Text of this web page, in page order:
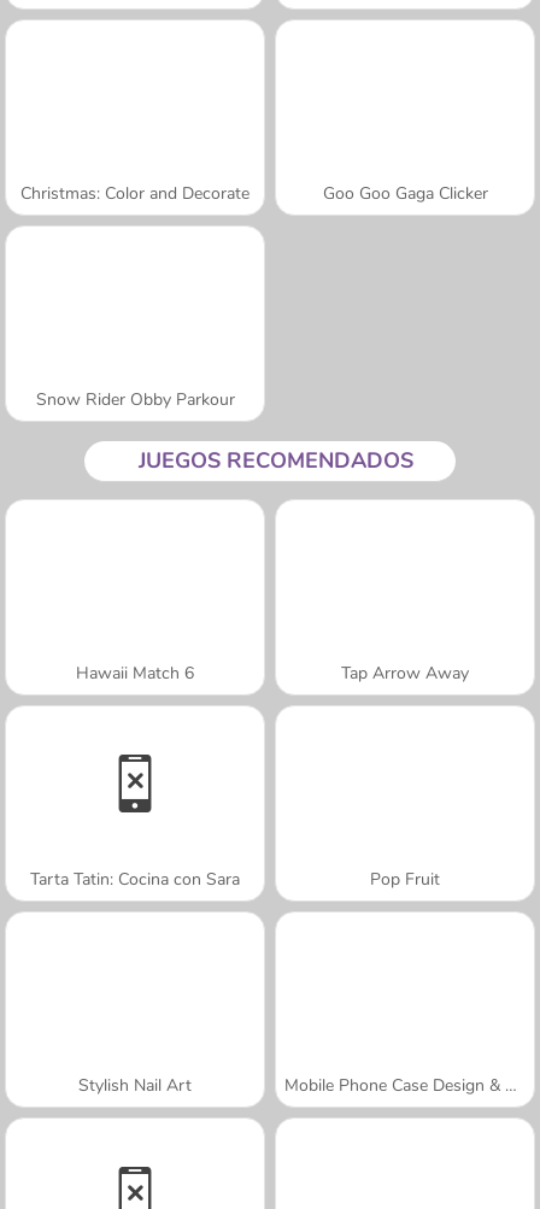
Christmas: Color and Decorate Goo Goo Gaga Clicker
Snow Rider Obby Parkour
JUEGOS RECOMENDADOS
Hawaii Match 6 Tap Arrow Away
Tarta Tatin: Cocina con Sara Pop Fruit
Stylish Nail Art Mobile Phone Case Design & DIY